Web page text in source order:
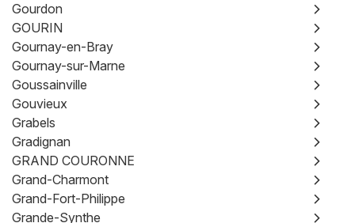
Gourdon
GOURIN
Gournay-en-Bray
Gournay-sur-Marne
Goussainville
Gouvieux
Grabels
Gradignan
GRAND COURONNE
Grand-Charmont
Grand-Fort-Philippe
Grande-Synthe